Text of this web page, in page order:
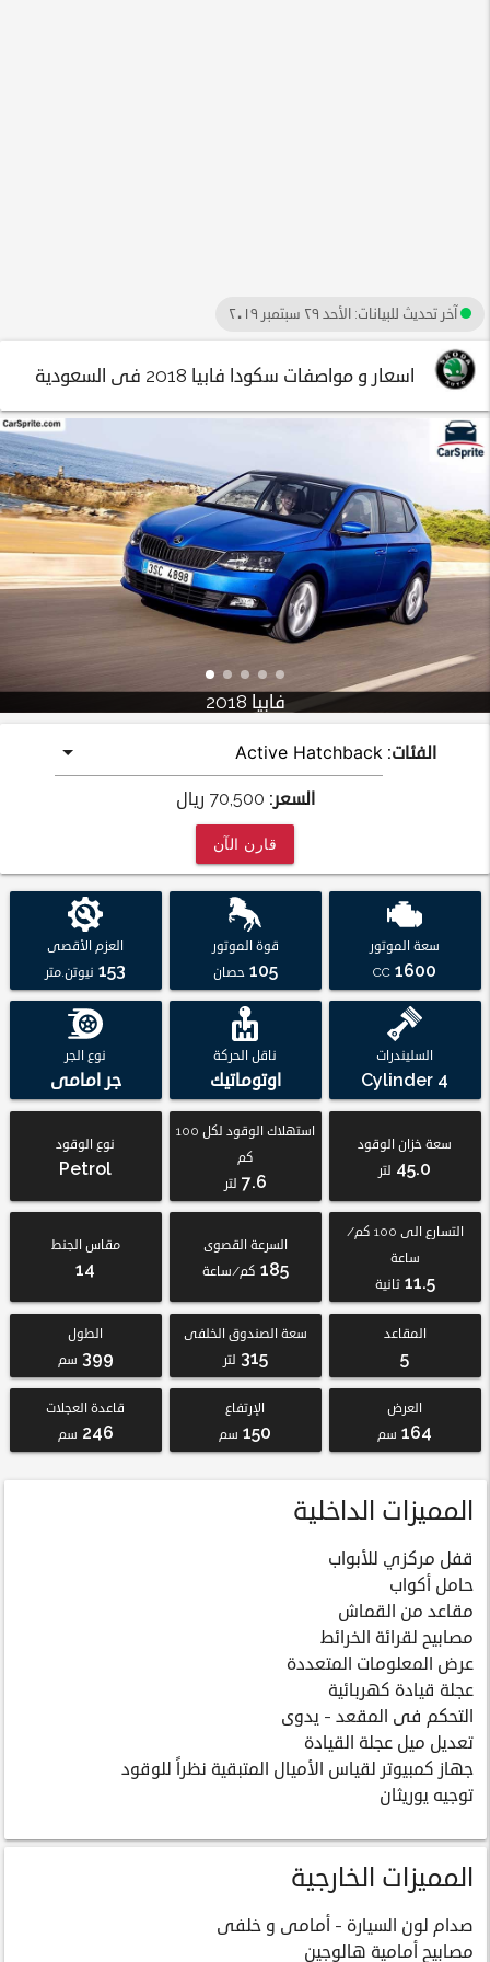
آخر تحديث للبيانات: الأحد ٢٩ سبتمبر ٢٠١٩
اسعار و مواصفات سكودا فابيا 2018 فى السعودية
فابيا 2018
الفئات:
السعر: 70,500 ريال
قارن الآن
سعة الموتور
1600
CC
قوة الموتور
105 حصان
العزم الأقصى
153 نيوتن.متر
السليندرات
4 Cylinder
ناقل الحركة
اوتوماتيك
نوع الجر
جر امامى
سعة خزان الوقود
45.0 لتر
استهلاك الوقود لكل 100
كم
7.6 لتر
نوع الوقود
Petrol
التسارع الى 100 كم/
ساعة
11.5 ثانية
السرعة القصوى
185 كم/ساعة
مقاس الجنط
14
المقاعد
5
سعة الصندوق الخلفى
315 لتر
الطول
399 سم
العرض
164 سم
الإرتفاع
150 سم
قاعدة العجلات
246 سم
المميزات الداخلية
قفل مركزي للأبواب
حامل أكواب
مقاعد من القماش
مصابيح لقرائة الخرائط
عرض المعلومات المتعددة
عجلة قيادة كهربائية
التحكم فى المقعد - يدوى
تعديل ميل عجلة القيادة
جهاز كمبيوتر لقياس الأميال المتبقية نظراً للوقود
توجيه يوريثان
المميزات الخارجية
صدام لون السيارة - أمامى و خلفى
مصابيح أمامية هالوجين